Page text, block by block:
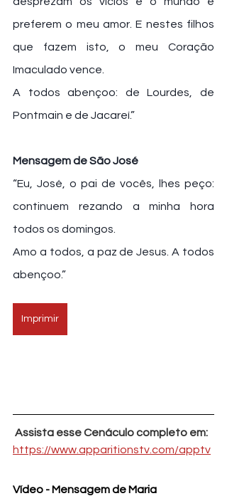
preferem o meu amor. E nestes filhos
que fazem isto, o meu Coração
Imaculado vence.
A todos abençoo: de Lourdes, de
Pontmain e de Jacareí.”
Mensagem de São José
“Eu, José, o pai de vocês, lhes peço:
continuem rezando a minha hora
todos os domingos.
Amo a todos, a paz de Jesus. A todos
abençoo.”
Imprimir
Assista esse Cenáculo completo em:
https://www.apparitionstv.com/apptv
Vídeo - Mensagem de Maria